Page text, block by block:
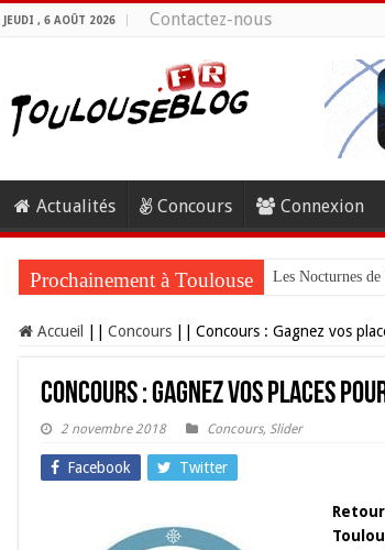
JEUDI , 6 AOÛT 2026 Contactez-nous
Actualités Concours Connexion
Prochainement à Toulouse Les Nocturnes de
Accueil Concours Concours : Gagnez vos
Concours : Gagnez vos places
2 novembre 2018 Concours, Slider
Facebook Twitter